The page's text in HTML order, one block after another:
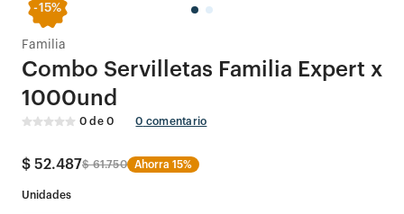
-15%
Familia
Combo Servilletas Familia Expert x
1000und
0 de0 0 comentario
$ 52.487$ 61.750 Ahorra 15%